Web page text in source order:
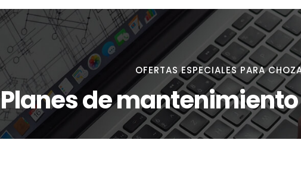
OFERTAS ESPECIALES PARA
Planes de